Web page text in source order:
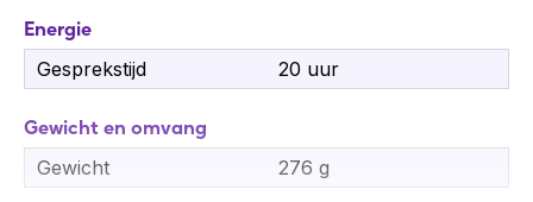
Specificaties Yealink SP92
Connectiviteit
Ondersteuning voor USB-C, USB-A (via
adapter), BT51C dongle
Energie
Gesprekstijd
20 uur
Gewicht en omvang
Gewicht
276 g